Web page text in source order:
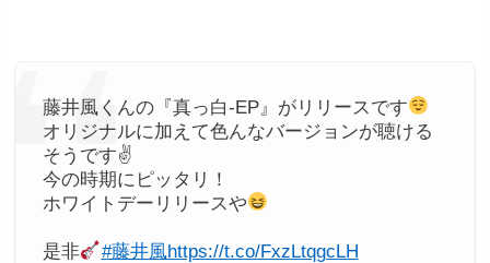
藤井風くんの『真っ白-EP』がリリースです
オリジナルに加えて色んなバージョンが聴ける
そうです✌️
今の時期にピッタリ！
ホワイトデーリリースや
是非 #藤井風https://t.co/FxzLtqgcLH